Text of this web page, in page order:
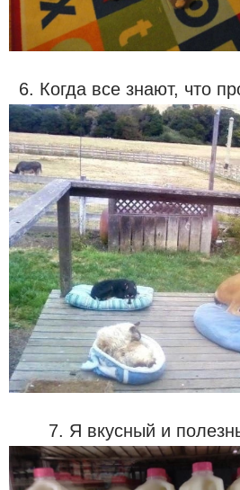
6. Когда все знают, что
7. Я вкусный и